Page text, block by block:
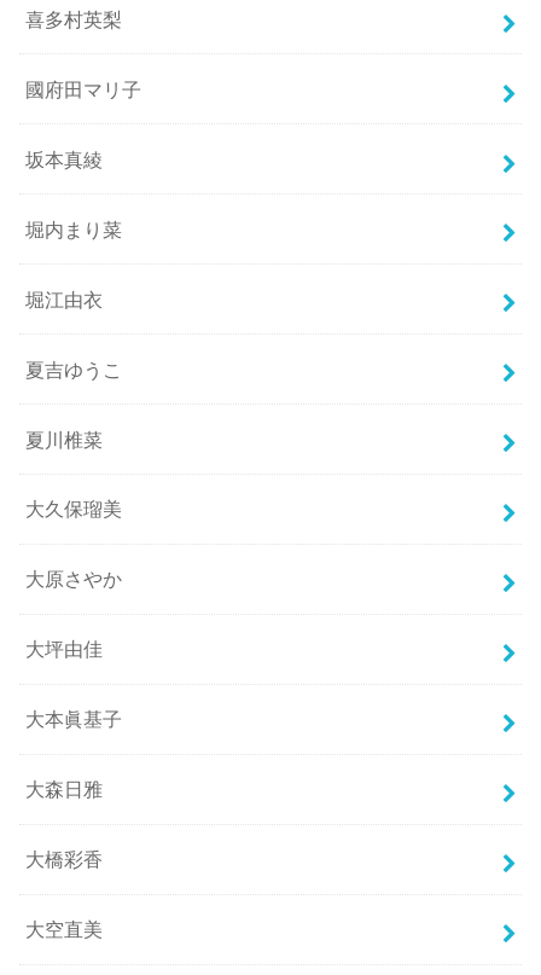
喜多村英梨
國府田マリ子
坂本真綾
堀内まり菜
堀江由衣
夏吉ゆうこ
夏川椎菜
大久保瑠美
大原さやか
大坪由佳
大本眞基子
大森日雅
大橋彩香
大空直美